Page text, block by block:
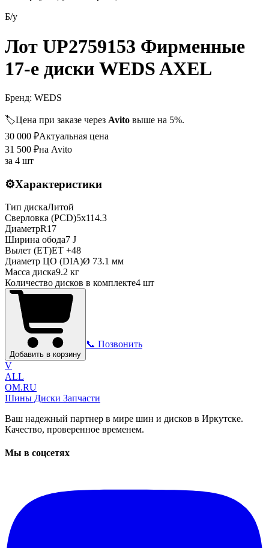
Б/у
Лот UP2759153 Фирменные
17-е диски WEDS AXEL
Бренд: WEDS
🏷️Цена при заказе через Avito выше на 5%.
30 000 ₽Актуальная цена
31 500 ₽на Avito
за 4 шт
⚙️Характеристики
Тип дискаЛитой
Сверловка (PCD)5x114.3
ДиаметрR17
Ширина обода7 J
Вылет (ET)ET +48
Диаметр ЦО (DIA)Ø 73.1 мм
Масса диска9.2 кг
Количество дисков в комплекте4 шт
Добавить в корзину
📞 Позвонить
V
ALL
OM.RU
Шины Диски Запчасти
Ваш надежный партнер в мире шин и дисков в Иркутске.
Качество, проверенное временем.
Мы в соцсетях